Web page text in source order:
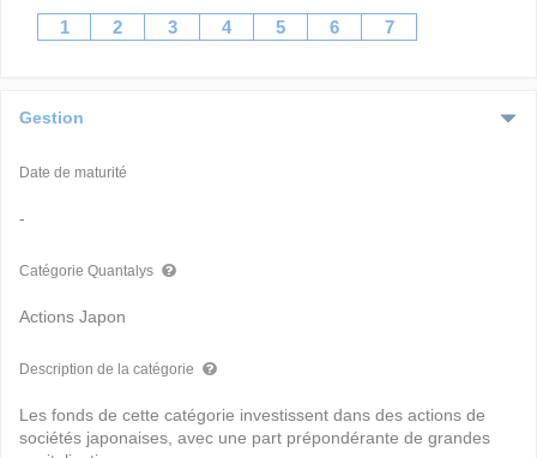
1 2 3 4 5 6 7
Gestion
Date de maturité
-
Catégorie Quantalys
Actions Japon
Description de la catégorie
Les fonds de cette catégorie investissent dans des actions de
sociétés japonaises, avec une part prépondérante de grandes